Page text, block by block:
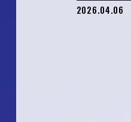
2026.04.06